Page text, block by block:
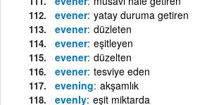
evener yatay duruma getiren
evener düzleten
evener eşitleyen
evener düzelten
evener tesviye eden
evening akşamlık
evenly eşit miktarda